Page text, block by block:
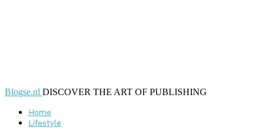
Blogse.nl DISCOVER THE ART OF PUBLISHING
Home
Lifestyle